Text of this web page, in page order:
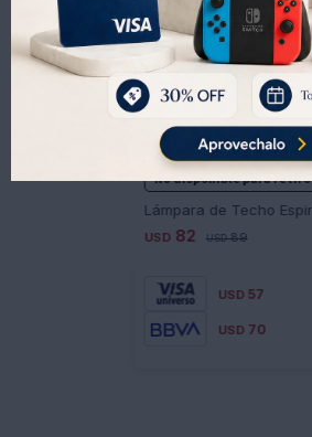
No disponible para retiro
USD 82 USD 89
USD 57
USD 70